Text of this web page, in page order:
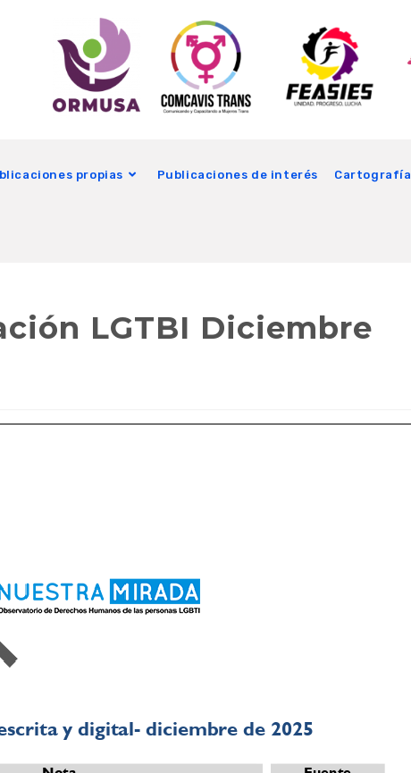
propias Publicaciones de interés Cartografía
LGTBI Diciembre